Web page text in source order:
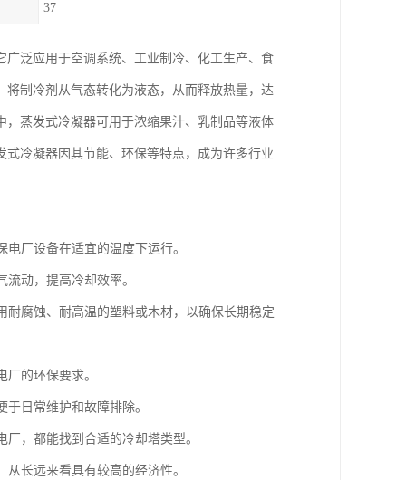
37
泛应用于空调系统、工业制冷、化工生产、食
制冷剂从气态转化为液态，从而释放热量，达
蒸发式冷凝器可用于浓缩果汁、乳制品等液体
冷凝器因其节能、环保等特点，成为许多行业
厂设备在适宜的温度下运行。
动，提高冷却效率。
腐蚀、耐高温的塑料或木材，以确保长期稳定
的环保要求。
日常维护和故障排除。
，都能找到合适的冷却塔类型。
长远来看具有较高的经济性。